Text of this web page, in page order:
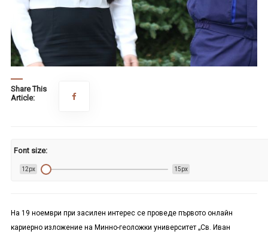
Share This
Article:
Font size:
12px 15px
На 19 ноември при засилен интерес се проведе първото онлайн
кариерно изложение на Минно-геоложки университет „Св. Иван